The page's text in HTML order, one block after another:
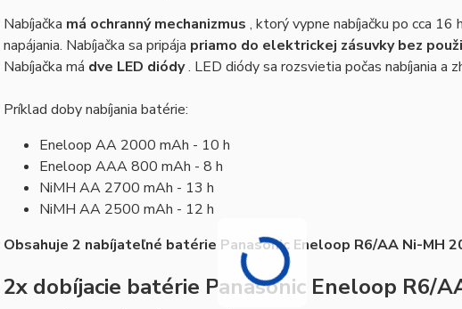
Nabíjačka má ochranný mechanizmus , ktorý vypne nabíjačku po cca 16
napájania. Nabíjačka sa pripája priamo do elektrickej zásuvky bez
Nabíjačka má dve LED diódy. LED diódy sa rozsvietia počas nabíjania a
Príklad doby nabíjania batérie:
Eneloop AA 2000 mAh - 10 h
Eneloop AAA 800 mAh - 8 h
NiMH AA 2700 mAh - 13 h
NiMH AA 2500 mAh - 12 h
Obsahuje 2 nabíjateľné batérie Panasonic Eneloop R6/AA Ni-MH
2x dobíjacie batérie Panasonic Eneloop R6/